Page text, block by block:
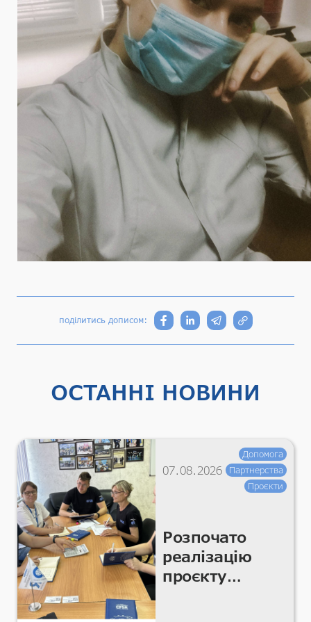
поділитись дописом:
ОСТАННІ НОВИНИ
07.08.2026
Допомога
Партнерства
Проєкти
Розпочато
реалізацію
проєкту